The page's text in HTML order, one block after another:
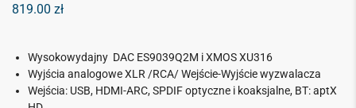
819.00 zł
Wysokowydajny DAC ES9039Q2M i XMOS XU316
Wyjścia analogowe XLR /RCA/ Wejście-Wyjście wyzwalacza
Wejścia: USB, HDMI-ARC, SPDIF optyczne i koaksjalne, BT: aptX